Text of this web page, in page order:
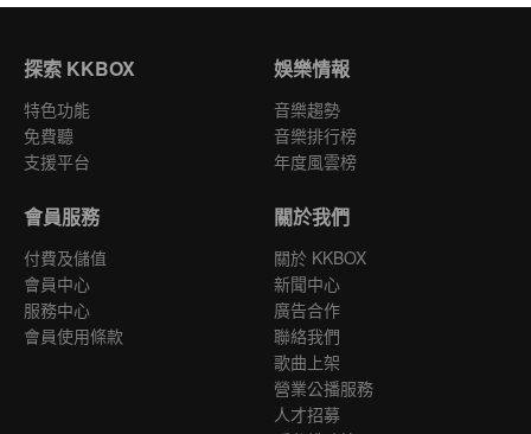
探索 KKBOX
特色功能
免費聽
支援平台
娛樂情報
音樂趨勢
音樂排行榜
年度風雲榜
會員服務
付費及儲值
會員中心
服務中心
會員使用條款
關於我們
關於 KKBOX
新聞中心
廣告合作
聯絡我們
歌曲上架
營業公播服務
人才招募